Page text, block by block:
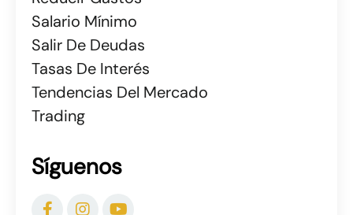
Salario Mínimo
Salir De Deudas
Tasas De Interés
Tendencias Del Mercado
Trading
Síguenos